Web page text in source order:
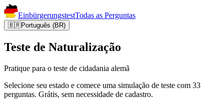
EinbürgerungstestTodas as Perguntas
🇧🇷Português (BR)
Teste de Naturalização
Pratique para o teste de cidadania alemã
Selecione seu estado e comece uma simulação de teste com 33
perguntas. Grátis, sem necessidade de cadastro.